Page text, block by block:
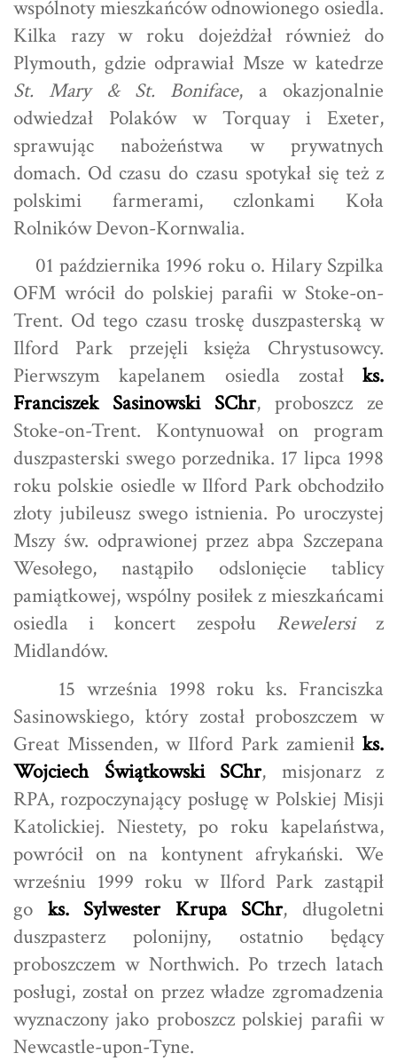
wspólnoty mieszkańców odnowionego osiedla.
Kilka razy w roku dojeżdżał również do
Plymouth, gdzie odprawiał Msze w katedrze
St. Mary & St. Boniface, a okazjonalnie
odwiedzał Polaków w Torquay i Exeter,
sprawując nabożeństwa w prywatnych
domach. Od czasu do czasu spotykał się też z
polskimi farmerami, czlonkami Koła
Rolników Devon-Kornwalia.
01 października 1996 roku o. Hilary Szpilka
OFM wrócił do polskiej parafii w Stoke-on-
Trent. Od tego czasu troskę duszpasterską w
Ilford Park przejęli księża Chrystusowcy.
Pierwszym kapelanem osiedla został ks.
Franciszek Sasinowski SChr, proboszcz ze
Stoke-on-Trent. Kontynuował on program
duszpasterski swego porzednika. 17 lipca 1998
roku polskie osiedle w Ilford Park obchodziło
złoty jubileusz swego istnienia. Po uroczystej
Mszy św. odprawionej przez abpa Szczepana
Wesołego, nastąpiło odslonięcie tablicy
pamiątkowej, wspólny posiłek z mieszkańcami
osiedla i koncert zespołu Rewelersiz
Midlandów.
15 września 1998 roku ks. Franciszka
Sasinowskiego, który został proboszczem w
Great Missenden, w Ilford Park zamienił ks.
Wojciech Świątkowski SChr, misjonarz z
RPA, rozpoczynający posługę w Polskiej Misji
Katolickiej. Niestety, po roku kapelaństwa,
powrócił on na kontynent afrykański. We
wrześniu 1999 roku w Ilford Park zastąpił
go ks. Sylwester Krupa SChr, długoletni
duszpasterz polonijny, ostatnio będący
proboszczem w Northwich. Po trzech latach
posługi, został on przez władze zgromadzenia
wyznaczony jako proboszcz polskiej parafii w
Newcastle-upon-Tyne.